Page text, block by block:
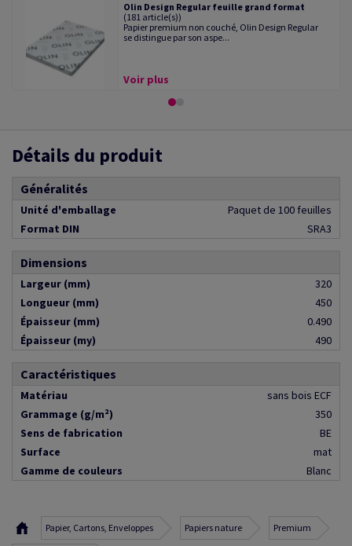
Olin Design Regular feuille grand format
(181 article(s))
Papier premium non couché, Olin Design Regular
se distingue par son aspe...
Voir plus
Détails du produit
Généralités
Unité d'emballage
Paquet de 100 feuilles
Format DIN
SRA3
Dimensions
Largeur (mm)
320
Longueur (mm)
450
Épaisseur (mm)
0.490
Épaisseur (my)
490
Caractéristiques
Matériau
sans bois ECF
Grammage (g/m²)
350
Sens de fabrication
BE
Surface
mat
Gamme de couleurs
Blanc
Papier, Cartons, Enveloppes Papiers nature Premium